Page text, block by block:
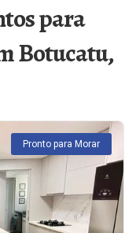
para
Botucatu,
Pronto para Morar